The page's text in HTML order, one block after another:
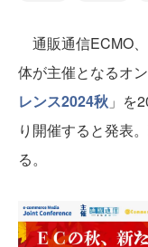
通販通信ECMO
体が主催となるオ
レンス2024秋 」を
り開催すると発表
る。